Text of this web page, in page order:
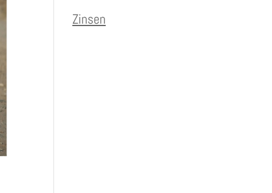
Zinsen